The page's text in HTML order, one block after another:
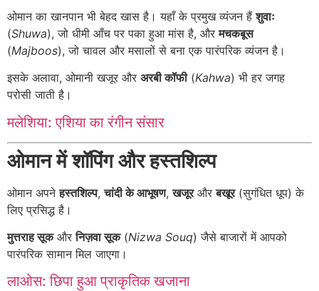
ओमान का खानपान भी बेहद खास है। यहाँ के प्रमुख व्यंजन हैंशुवाः
(Shuwa), जो धीमी आँच पर पका हुआ मांस है, औरमचकबूस
(Majboos), जो चावल और मसालों से बना एक पारंपरिक व्यंजन है।
इसके अलावा, ओमानी खजूर और अरबी कॉफी(Kahwa) भी हर जगह
परोसी जाती है।
मलेशिया: एशिया का रंगीन संसार
ओमान में शॉपिंग और हस्तशिल्प
ओमान अपनेहस्तशिल्प,चांदी के आभूषण,खजूरऔरबखूर(सुगंधित धूप) के
लिए प्रसिद्ध है।
मुत्तराह सूकऔरनिज़वा सूक(Nizwa Souq) जैसे बाजारों में आपको
पारंपरिक सामान मिल जाएगा।
लाओस: छिपा हुआ प्राकृतिक खजाना